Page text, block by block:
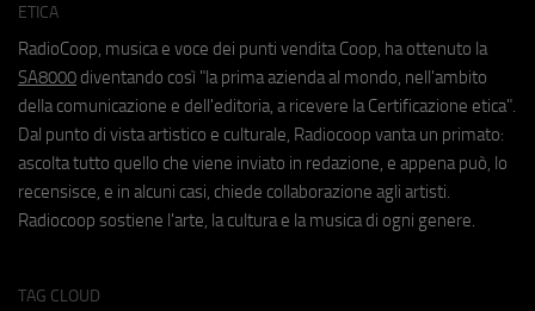
ETICA
RadioCoop, musica e voce dei punti vendita Coop, ha ottenuto la
SA8000 diventando così "la prima azienda al mondo, nell'ambito
della comunicazione e dell'editoria, a ricevere la Certificazione etica".
Dal punto di vista artistico e culturale, Radiocoop vanta un primato:
ascolta tutto quello che viene inviato in redazione, e appena può, lo
recensisce, e in alcuni casi, chiede collaborazione agli artisti.
Radiocoop sostiene l'arte, la cultura e la musica di ogni genere.
TAG CLOUD